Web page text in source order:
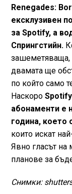
Renegades:
ексклузивен
за Spotify, а
Спрингстийн.
зашеметяваща,
двамата ще
по който само
НаскороSpotify
абонаменти е
година, което
които искат
Явно гласът на
планове за
Снимки: